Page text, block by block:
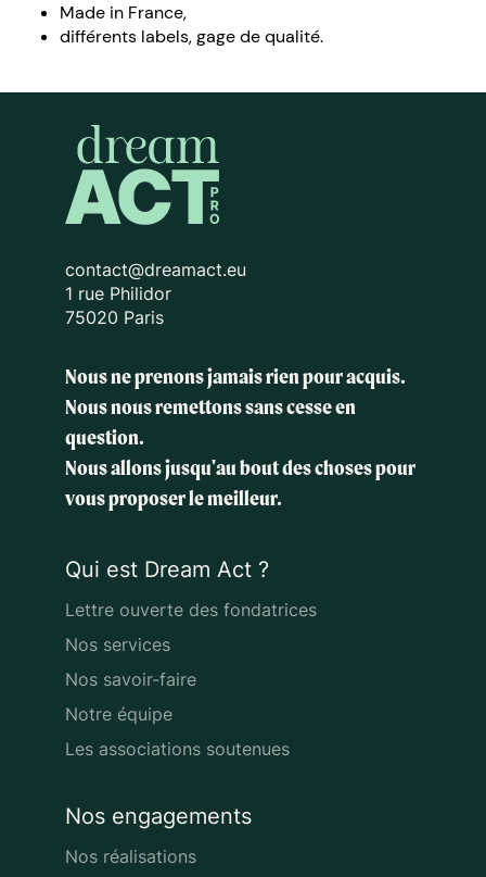
Made in France,
différents labels, gage de qualité.
contact@dreamact.eu
1 rue Philidor
75020 Paris
Nous ne prenons jamais rien pour acquis.
Nous nous remettons sans cesse en
question.
Nous allons jusqu'au bout des chosespour
vous proposer le meilleur.
Qui est Dream Act ?
Lettre ouverte des fondatrices
Nos services
Nos savoir-faire
Notre équipe
Les associations soutenues
Nos engagements
Nos réalisations